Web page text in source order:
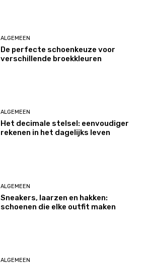
ALGEMEEN
De perfecte schoenkeuze voor
verschillende broekkleuren
ALGEMEEN
Het decimale stelsel: eenvoudiger
rekenen in het dagelijks leven
ALGEMEEN
Sneakers, laarzen en hakken:
schoenen die elke outfit maken
ALGEMEEN